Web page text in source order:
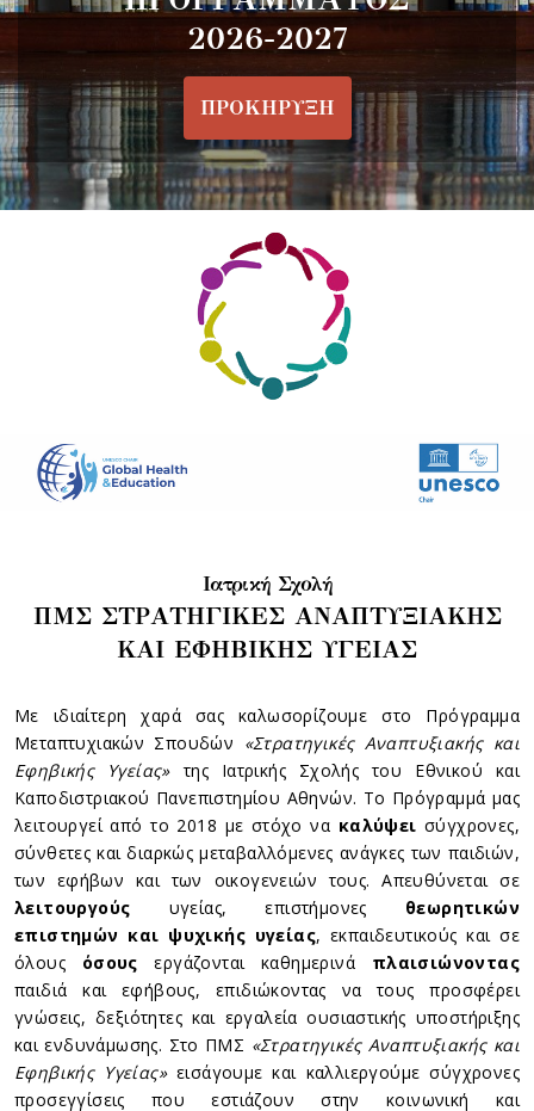
2026-2027
ΠΡΟΚΗΡΥΞΗ
Ιατρική Σχολή
ΠΜΣ ΣΤΡΑΤΗΓΙΚΕΣ ΑΝΑΠΤΥΞΙΑΚΗΣ
ΚΑΙ ΕΦΗΒΙΚΗΣ ΥΓΕΙΑΣ
Με ιδιαίτερη χαρά σας καλωσορίζουμε στο Πρόγραμμα
Μεταπτυχιακών Σπουδών «Στρατηγικές Αναπτυξιακής και
Εφηβικής Υγείας»της Ιατρικής Σχολής του Εθνικού και
Καποδιστριακού Πανεπιστημίου Αθηνών. Το Πρόγραμμά μας
λειτουργεί από το 2018 με στόχο να καλύψεισύγχρονες,
σύνθετες και διαρκώς μεταβαλλόμενες ανάγκες των παιδιών,
των εφήβων και των οικογενειών τους. Απευθύνεται σε
λειτουργούς υγείας, επιστήμονες θεωρητικών
επιστημών και ψυχικής υγείας, εκπαιδευτικούς και σε
όλους όσουςεργάζονται καθημερινά πλαισιώνοντας
παιδιά και εφήβους, επιδιώκοντας να τους προσφέρει
γνώσεις, δεξιότητες και εργαλεία ουσιαστικής υποστήριξης
και ενδυνάμωσης. Στο ΠΜΣ «Στρατηγικές Αναπτυξιακής και
Εφηβικής Υγείας»εισάγουμε και καλλιεργούμε σύγχρονες
προσεγγίσεις που εστιάζουν στην κοινωνική και